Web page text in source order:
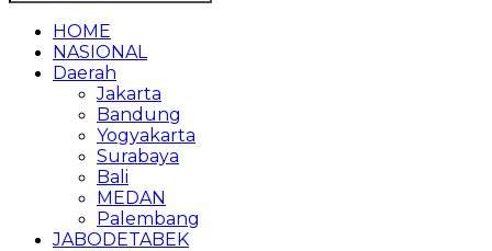
HOME
NASIONAL
Daerah
Jakarta
Bandung
Yogyakarta
Surabaya
Bali
MEDAN
Palembang
JABODETABEK